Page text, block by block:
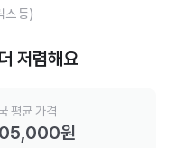
스 등)
저렴해요
평균 가격
원